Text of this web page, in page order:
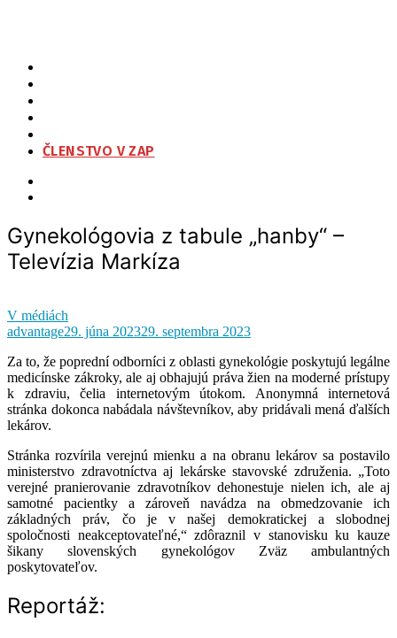
ČLENSTVO V ZAP
Gynekológovia z tabule „hanby“ –
Televízia Markíza
V médiách
advantage29. júna 202329. septembra 2023
Za to, že poprední odborníci z oblasti gynekológie poskytujú legálne
medicínske zákroky, ale aj obhajujú práva žien na moderné prístupy
k zdraviu, čelia internetovým útokom. Anonymná internetová
stránka dokonca nabádala návštevníkov, aby pridávali mená ďalších
lekárov.
Stránka rozvírila verejnú mienku a na obranu lekárov sa postavilo
ministerstvo zdravotníctva aj lekárske stavovské združenia. „Toto
verejné pranierovanie zdravotníkov dehonestuje nielen ich, ale aj
samotné pacientky a zároveň navádza na obmedzovanie ich
základných práv, čo je v našej demokratickej a slobodnej
spoločnosti neakceptovateľné,“ zdôraznil v stanovisku ku kauze
šikany slovenských gynekológov Zväz ambulantných
poskytovateľov.
Reportáž: